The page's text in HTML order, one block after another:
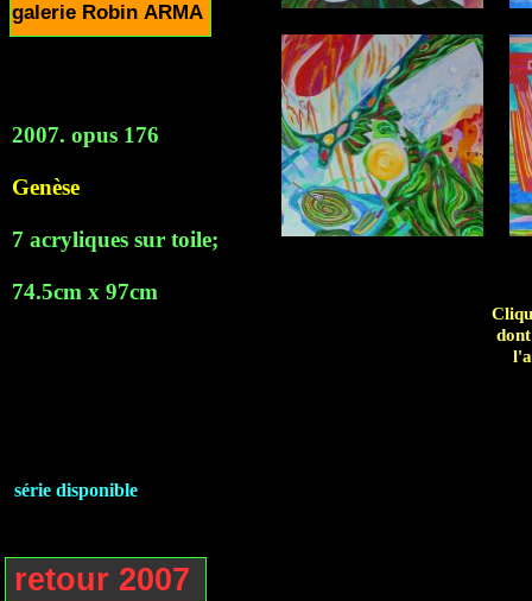
2007. opus 176
Genèse
7 acryliques sur toile;
74.5cm x 97cm
série disponible
retour 2007
galerie Robin ARMA